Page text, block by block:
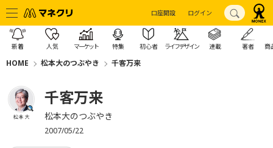
口座開設 ログイン
新着 人気 マーケット 特集 初心者 ライフデザイン 連載 著者 商
HOME 松本大のつぶやき 千客万来
松本 大
千客万来
松本大のつぶやき
2007/05/22